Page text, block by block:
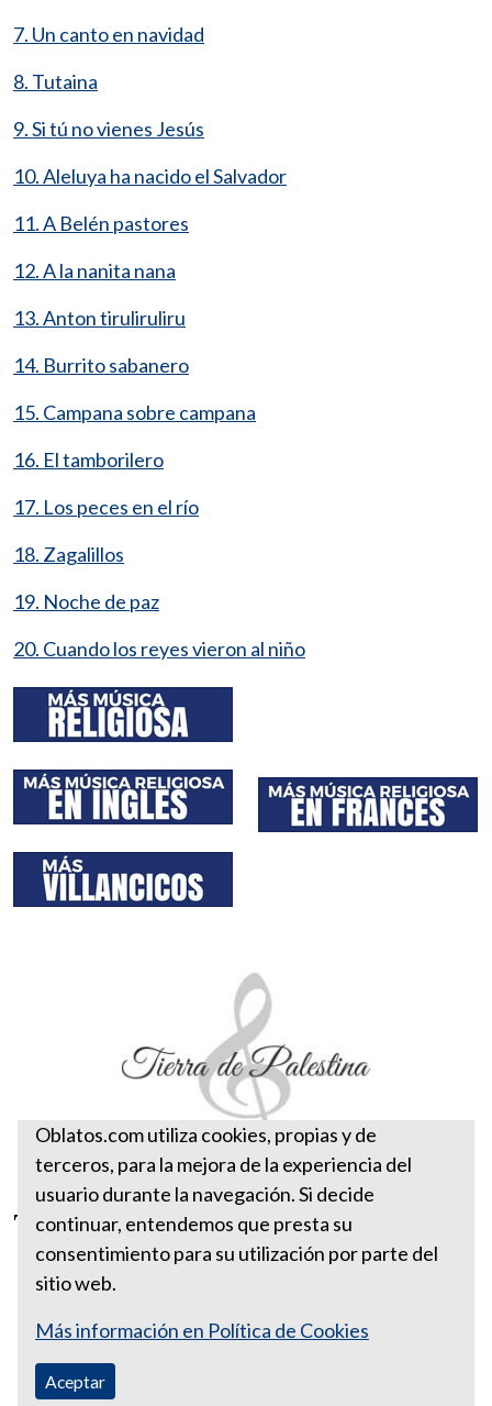
7. Un canto en navidad
8. Tutaina
9. Si tú no vienes Jesús
10. Aleluya ha nacido el Salvador
11. A Belén pastores
12. A la nanita nana
13. Anton tiruliruliru
14. Burrito sabanero
15. Campana sobre campana
16. El tamborilero
17. Los peces en el río
18. Zagalillos
19. Noche de paz
20. Cuando los reyes vieron al niño
Tierra de Palestina
Oblatos.com utiliza cookies, propias y de
terceros, para la mejora de la experiencia del
usuario durante la navegación. Si decide
continuar, entendemos que presta su
consentimiento para su utilización por parte del
sitio web.
Más información en Política de Cookies
Aceptar